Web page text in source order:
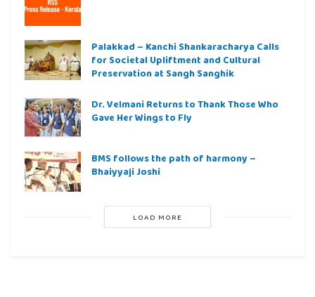
Palakkad – Kanchi Shankaracharya Calls
for Societal Upliftment and Cultural
Preservation at Sangh Sanghik
Dr. Velmani Returns to Thank Those Who
Gave Her Wings to Fly
BMS follows the path of harmony –
Bhaiyyaji Joshi
LOAD MORE